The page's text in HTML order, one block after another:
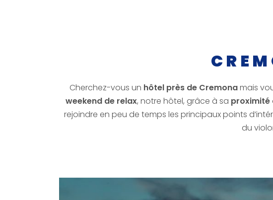
Cherchez-vous un hôtel près de Cremonamais
weekend de relax, notre hôtel, grâce à sa proximité
rejoindre en peu de temps les principaux points
du